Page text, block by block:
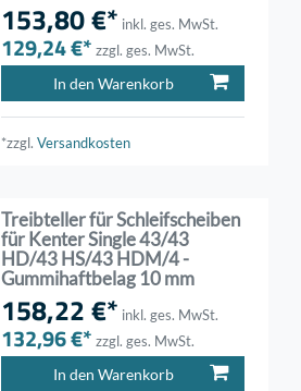
153,80 €* inkl. ges. MwSt.
129,24 €* zzgl. ges. MwSt.
In den Warenkorb
*zzgl.Versandkosten
Treibteller für Schleifscheiben
für Kenter Single 43/43
HD/43 HS/43 HDM/4 -
Gummihaftbelag 10 mm
158,22 €* inkl. ges. MwSt.
132,96 €* zzgl. ges. MwSt.
In den Warenkorb